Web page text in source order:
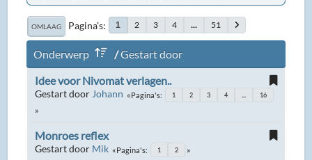
OMLAAG Pagina's 1 2 3 4 ... 51
Onderwerp /Gestart door
Idee voor Nivomat verlagen..
Gestart door Johann Pagina's 1 2 3 4 16
Monroes reflex
Gestart door Mik Pagina's 1 2